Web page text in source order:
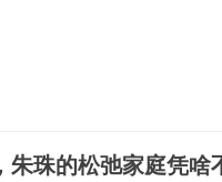
朱珠的松弛家庭凭啥